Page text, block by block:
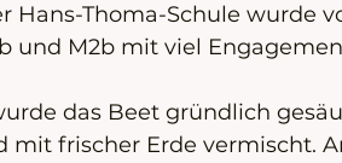
Hans-Thoma-Schule wurde
und M2b mit viel
das Beet gründlich
mit frischer Erde vermischt.